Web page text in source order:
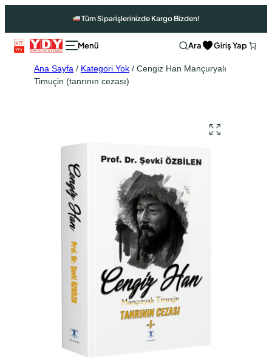
Tüm Siparişlerinizde Kargo Bizden!
Ara Giriş Yap
Ana Sayfa / Kategori Yok / Cengiz Han Mançuryalı
Timuçin (tanrının cezası)